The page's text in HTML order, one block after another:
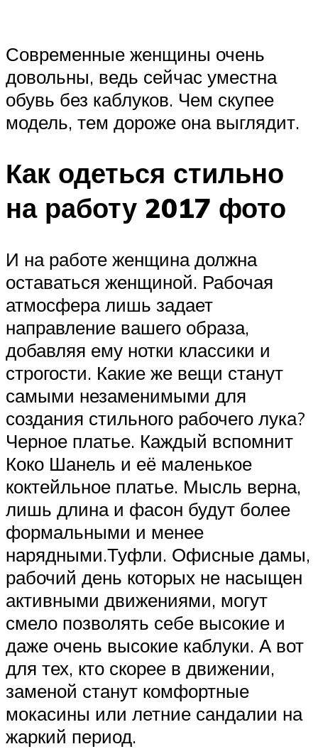
Современные женщины очень
довольны, ведь сейчас уместна
обувь без каблуков. Чем скупее
модель, тем дороже она выглядит.
Как одеться стильно
на работу 2017 фото
И на работе женщина должна
оставаться женщиной. Рабочая
атмосфера лишь задает
направление вашего образа,
добавляя ему нотки классики и
строгости. Какие же вещи станут
самыми незаменимыми для
создания стильного рабочего лука?
Черное платье. Каждый вспомнит
Коко Шанель и её маленькое
коктейльное платье. Мысль верна,
лишь длина и фасон будут более
формальными и менее
нарядными.Туфли. Офисные дамы,
рабочий день которых не насыщен
активными движениями, могут
смело позволять себе высокие и
даже очень высокие каблуки. А вот
для тех, кто скорее в движении,
заменой станут комфортные
мокасины или летние сандалии на
жаркий период.